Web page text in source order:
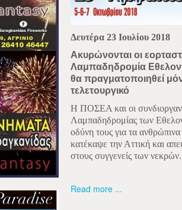
Δευτέρα 23 Ιουλίου 2018
Ακυρώνονται οι
Λαμπαδηδρομία
θα πραγματοποιηθεί
τελετουργικό
Η ΠΟΣΕΑ και οι
Λαμπαδηδρομίας των
οδύνη τους για τα
κατέκαψε την Αττική και
στους συγγενείς των νεκρών.
Read more ...